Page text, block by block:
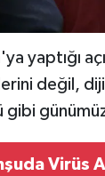
yaptığı
değil,
gibi
Virüs